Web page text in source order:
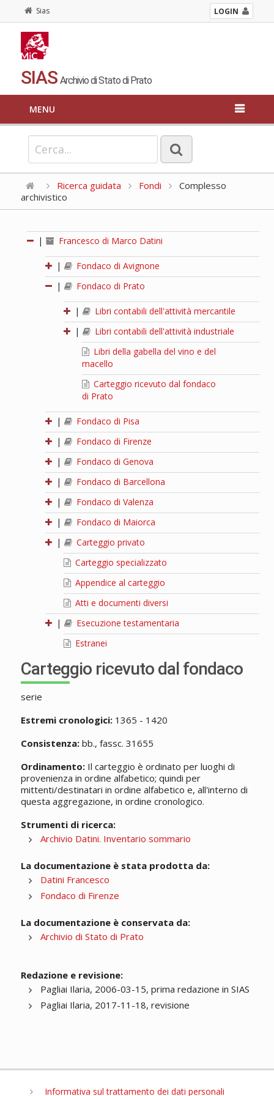
Sias LOGIN
SIAS Archivio di Stato di Prato
MENU
Ricerca guidata Fondi
Complesso
archivistico
| Francesco di Marco Datini
|
Fondaco di Avignone
|
Fondaco di Prato
|
Libri contabili dell'attività mercantile
|
Libri contabili dell'attività industriale
Libri della gabella del vino e del
macello
Carteggio ricevuto dal fondaco
di Prato
|
Fondaco di Pisa
|
Fondaco di Firenze
|
Fondaco di Genova
|
Fondaco di Barcellona
|
Fondaco di Valenza
|
Fondaco di Maiorca
|
Carteggio privato
Carteggio specializzato
Appendice al carteggio
Atti e documenti diversi
|
Esecuzione testamentaria
Estranei
Carteggio ricevuto dal fondaco
serie
Estremi cronologici:1365 - 1420
Consistenza:bb., fassc. 31655
Ordinamento:Il carteggio è ordinato per luoghi di
provenienza in ordine alfabetico; quindi per
mittenti/destinatari in ordine alfabetico e, all'interno di
questa aggregazione, in ordine cronologico.
Strumenti di ricerca:
Archivio Datini. Inventario sommario
La documentazione è stata prodotta da:
Datini Francesco
Fondaco di Firenze
La documentazione è conservata da:
Archivio di Stato di Prato
Redazione e revisione:
Pagliai Ilaria, 2006-03-15, prima redazione in SIAS
Pagliai Ilaria, 2017-11-18, revisione
Informativa sul trattamento dei dati personali